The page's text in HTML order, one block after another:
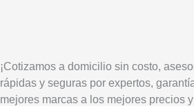
¡Cotizamos a domicilio sin costo,
rápidas y seguras por expertos,
mejores marcas a los mejores precios